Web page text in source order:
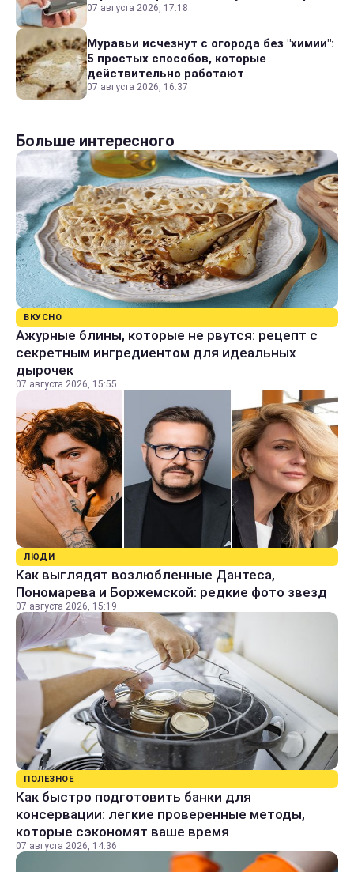
07 августа 2026, 17:18
Муравьи исчезнут с огорода без "химии":
5 простых способов, которые
действительно работают
07 августа 2026, 16:37
Больше интересного
ВКУСНО
Ажурные блины, которые не рвутся: рецепт с
секретным ингредиентом для идеальных
дырочек
07 августа 2026, 15:55
ЛЮДИ
Как выглядят возлюбленные Дантеса,
Пономарева и Боржемской: редкие фото звезд
07 августа 2026, 15:19
ПОЛЕЗНОЕ
Как быстро подготовить банки для
консервации: легкие проверенные методы,
которые сэкономят ваше время
07 августа 2026, 14:36